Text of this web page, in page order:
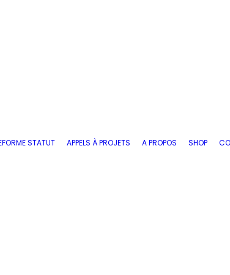
STATUT APPELS À PROJETS A PROPOS SHOP